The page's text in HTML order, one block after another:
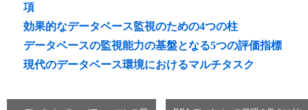
項
効果的なデータベース監視のための4つの柱
データベースの監視能力の基盤となる5つの評価指標
現代のデータベース環境におけるマルチタスク